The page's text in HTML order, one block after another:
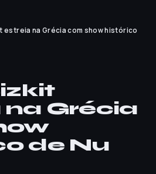
estreia na Grécia com show histórico
na Grécia
de Nu